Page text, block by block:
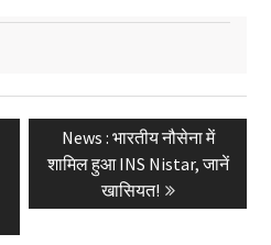
Next
post:
News : भारतीय नौसेना में
शामिल हुआ INS Nistar, जानें
खासियत!